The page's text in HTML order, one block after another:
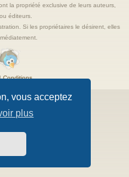
vous acceptez
plus
la propriété exclusive de leurs auteurs,
éditeurs.
Si les propriétaires le désirent, elles
Conditions